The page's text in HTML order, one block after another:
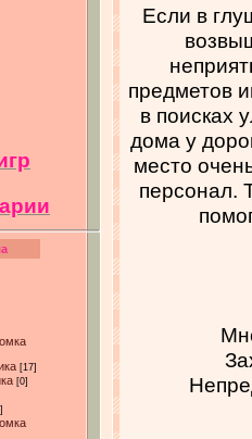
[17]
[0]
Если в
предметов
в поисках
дома у
место
персонал.